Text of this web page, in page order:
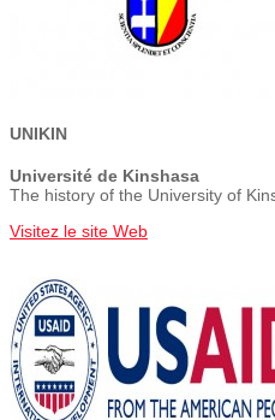
UNIKIN
Université de Kinshasa
The history of the University of
Visitez le site Web